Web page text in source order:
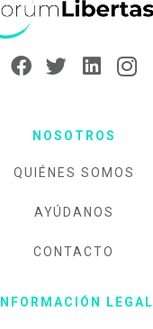
NOSOTROS
QUIÉNES SOMOS
AYÚDANOS
CONTACTO
INFORMACIÓN LEGAL